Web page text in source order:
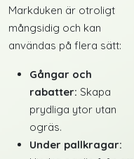
Markduken är otroligt
mångsidig och kan
användas på flera sätt:
Gångar och
rabatter: Skapa
prydliga ytor utan
ogräs.
Under pallkragar: